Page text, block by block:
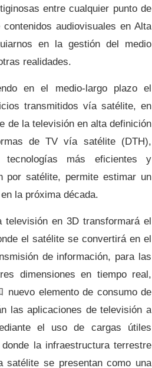
entre cualquier punto de
audiovisuales en Alta
en la gestión del medio
realidades.
en el medio-largo plazo el
transmitidos vía satélite, en
de la televisión en alta definición
de TV vía satélite (DTH),
más eficientes y
por satélite, permite estimar un
la próxima década.
en 3D transformará el
el satélite se convertirá en el
de información, para las
dimensiones en tiempo real,
nuevo elemento de consumo de
las aplicaciones de televisión a
el uso de cargas útiles
la infraestructura terrestre
satélite se presentan como una